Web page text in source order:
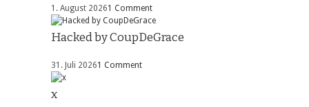
1. August 20261 Comment
Hacked by CoupDeGrace
31. Juli 20261 Comment
x